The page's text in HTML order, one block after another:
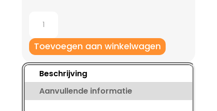
Crossbar
parka
junior
aantal
Toevoegen aan winkelwagen
Beschrijving
Aanvullende informatie